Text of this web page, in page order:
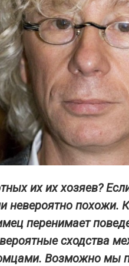
их их хозяев?
невероятно похожи.
перенимает
сходства
Возможно мы